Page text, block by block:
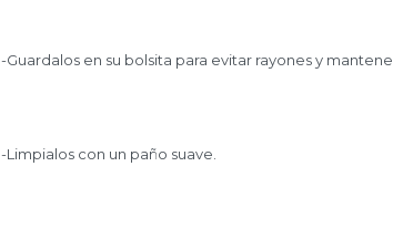
-Guardalos en su bolsita para evitar rayones y
-Limpialos con un paño suave.